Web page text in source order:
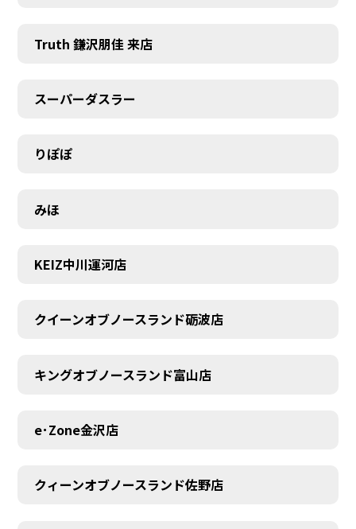
Truth 鎌沢朋佳 来店
スーパーダスラー
りぽぽ
みほ
KEIZ中川運河店
クイーンオブノースランド砺波店
キングオブノースランド富山店
e･Zone金沢店
クィーンオブノースランド佐野店